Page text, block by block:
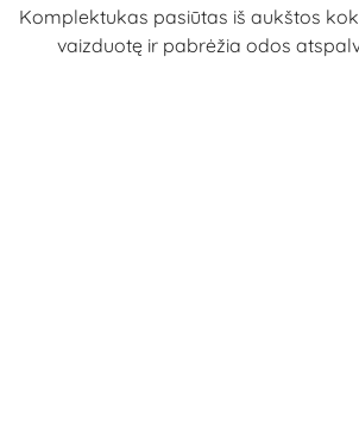
Komplektukas pasiūtas iš aukštos
vaizduotę ir pabrėžia odos